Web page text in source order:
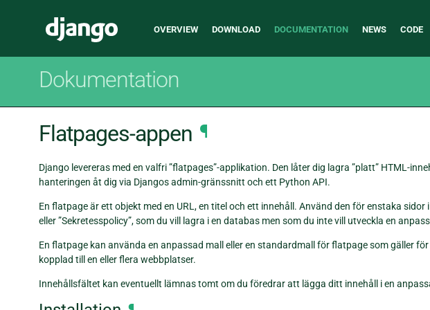
Django
Main
OVERVIEW DOWNLOAD DOCUMENTATION NEWS CODE
Dokumentation
Flatpages-appen ¶
Django levereras med en valfri ”flatpages”-applikation. Den låter dig lagra ”platt” HTML-
hanteringen åt dig via Djangos admin-gränssnitt och ett Python API.
En flatpage är ett objekt med en URL, en titel och ett innehåll. Använd den för enstaka sidor
eller ”Sekretesspolicy”, som du vill lagra i en databas men som du inte vill utveckla en
En flatpage kan använda en anpassad mall eller en standardmall för flatpage som gäller
kopplad till en eller flera webbplatser.
Innehållsfältet kan eventuellt lämnas tomt om du föredrar att lägga ditt innehåll i en